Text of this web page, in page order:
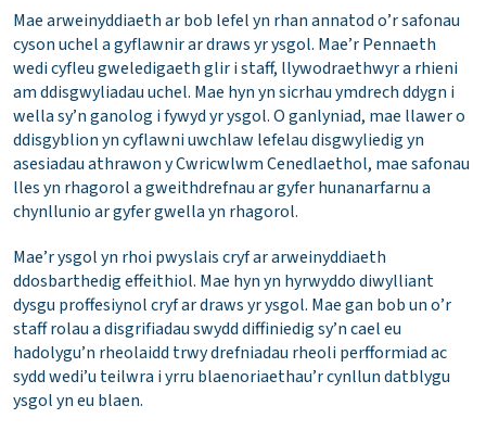
Mae arweinyddiaeth ar bob lefel yn rhan annatod o’r safonau
cyson uchel a gyflawnir ar draws yr ysgol. Mae’r Pennaeth
wedi cyfleu gweledigaeth glir i staff, llywodraethwyr a rhieni
am ddisgwyliadau uchel. Mae hyn yn sicrhau ymdrech ddygn i
wella sy’n ganolog i fywyd yr ysgol. O ganlyniad, mae llawer o
ddisgyblion yn cyflawni uwchlaw lefelau disgwyliedig yn
asesiadau athrawon y Cwricwlwm Cenedlaethol, mae safonau
lles yn rhagorol a gweithdrefnau ar gyfer hunanarfarnu a
chynllunio ar gyfer gwella yn rhagorol.
Mae’r ysgol yn rhoi pwyslais cryf ar arweinyddiaeth
ddosbarthedig effeithiol. Mae hyn yn hyrwyddo diwylliant
dysgu proffesiynol cryf ar draws yr ysgol. Mae gan bob un o’r
staff rolau a disgrifiadau swydd diffiniedig sy’n cael eu
hadolygu’n rheolaidd trwy drefniadau rheoli perfformiad ac
sydd wedi’u teilwra i yrru blaenoriaethau’r cynllun datblygu
ysgol yn eu blaen.